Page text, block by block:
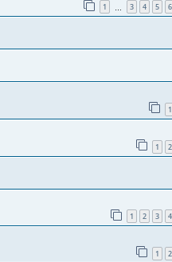
1 3 4 5 6
1
1 2
1 2 3 4
1 2